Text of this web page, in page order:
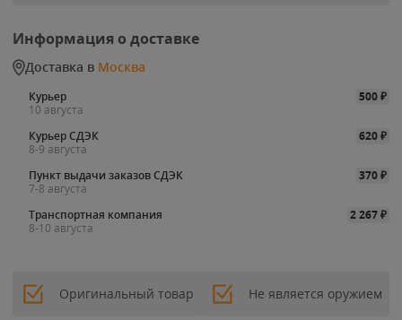
Информация о доставке
Доставка в Москва
Курьер 500₽
10 августа
Курьер СДЭК
620₽
8-9 августа
Пункт выдачи заказов СДЭК
370₽
7-8 августа
Транспортная компания
2 267₽
8-10 августа
Оригинальный товар Не является оружием